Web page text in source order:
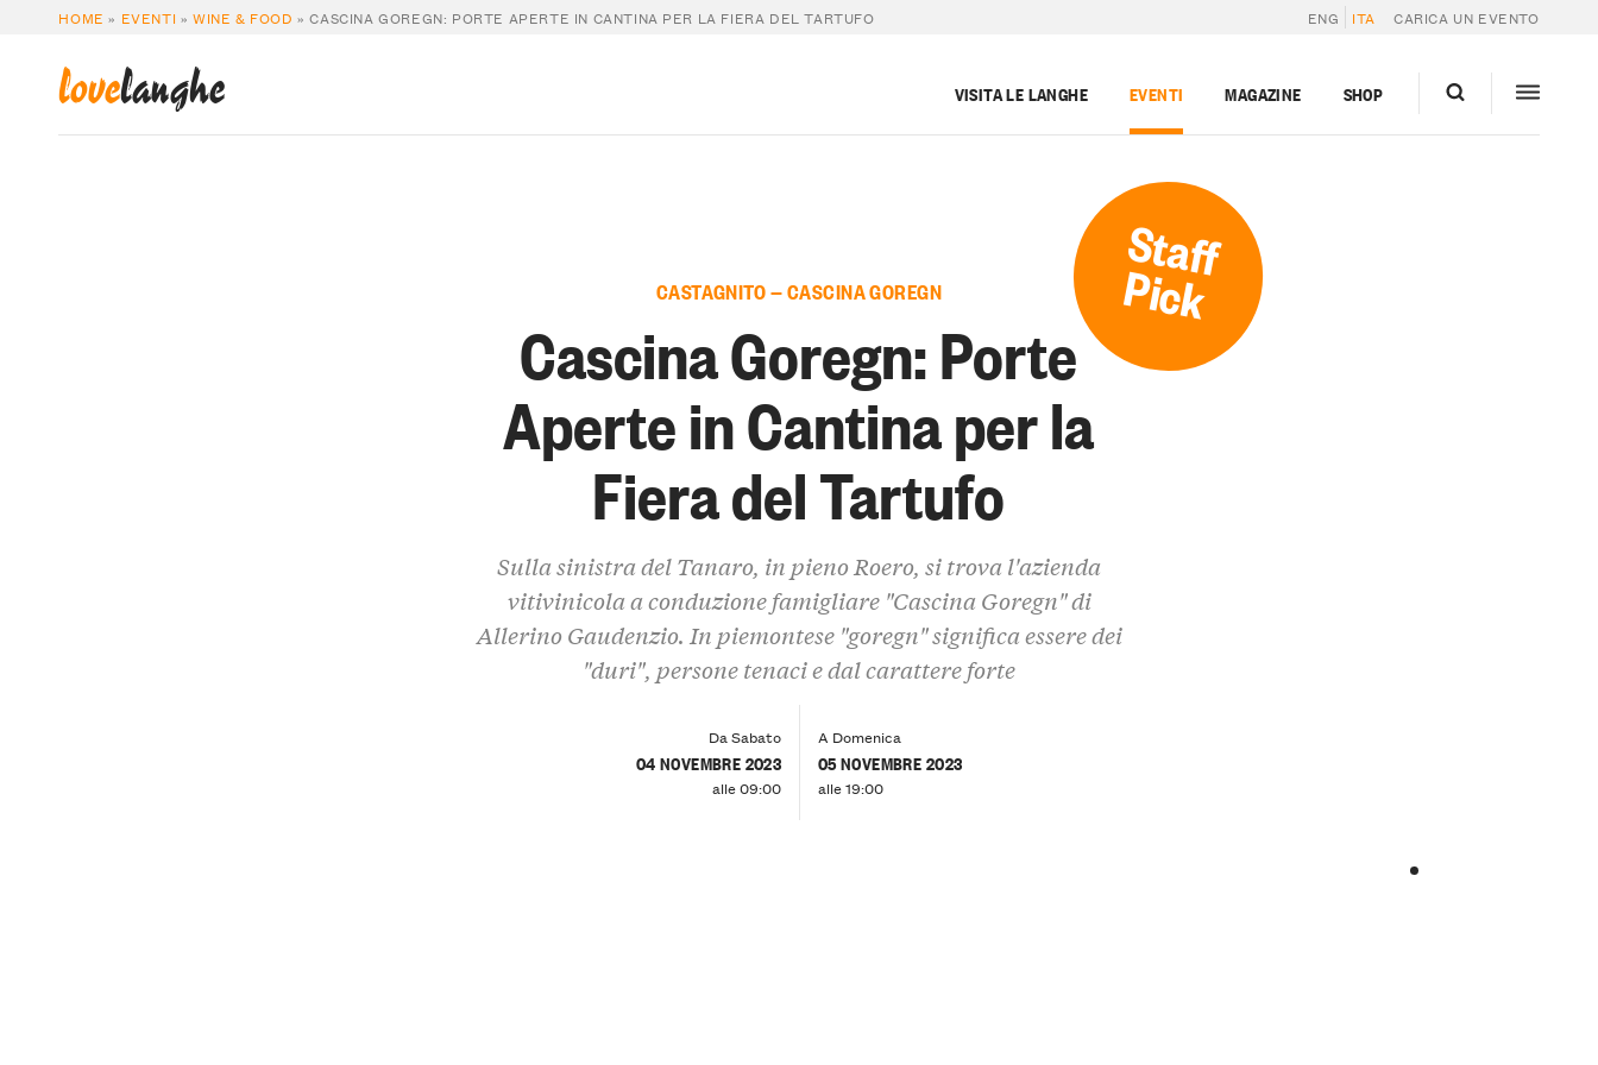
HOME » EVENTI »WINE & FOOD »CASCINA GOREGN: PORTE APERTE IN CANTINA PER LA FIERA DEL TARTUFO ENG ITA CARICA UN EVENTO
lovelanghe VISITA LE LANGHE EVENTI MAGAZINE SHOP
Staff
Pick
CASTAGNITO — CASCINA GOREGN
Cascina Goregn: Porte
Aperte in Cantina per la
Fiera del Tartufo
Sulla sinistra del Tanaro, in pieno Roero, si trova l'azienda
vitivinicola a conduzione famigliare "Cascina Goregn" di
Allerino Gaudenzio. In piemontese "goregn" significa essere dei
"duri", persone tenaci e dal carattere forte
Da Sabato
04 NOVEMBRE 2023
alle 09:00
A Domenica
05 NOVEMBRE 2023
alle 19:00